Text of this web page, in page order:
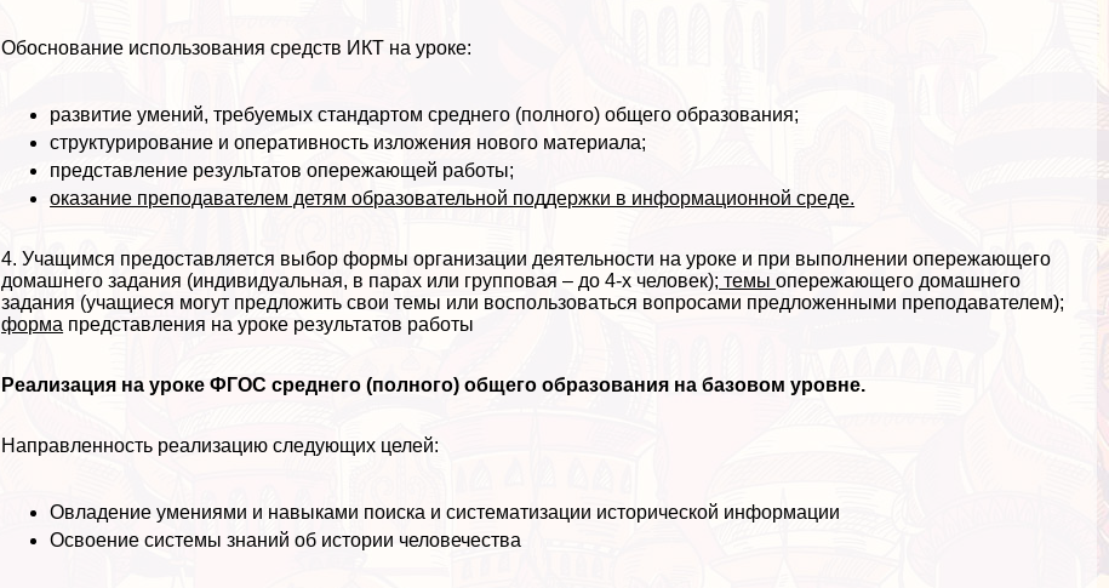
Обоснование использования средств ИКТ на уроке:
развитие умений, требуемых стандартом среднего (полного) общего образования;
структурирование и оперативность изложения нового материала;
представление результатов опережающей работы;
оказание преподавателем детям образовательной поддержки в информационной среде.
4. Учащимся предоставляется выбор формы организации деятельности на уроке и при выполнении опережающего
домашнего задания (индивидуальная, в парах или групповая – до 4-х человек); темыопережающего домашнего
задания (учащиеся могут предложить свои темы или воспользоваться вопросами предложенными преподавателем);
форма представления на уроке результатов работы
Реализация на уроке ФГОС среднего (полного) общего образования на базовом уровне.
Направленность реализацию следующих целей:
Овладение умениями и навыками поиска и систематизации исторической информации
Освоение системы знаний об истории человечества